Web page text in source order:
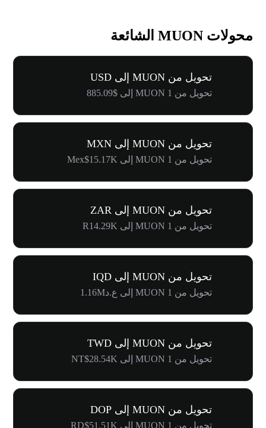
محولات MUON الشائعة
تحويل من MUON إلى USD
تحويل من 1 MUON إلى $885.09
تحويل من MUON إلى MXN
تحويل من 1 MUON إلى Mex$15.17K
تحويل من MUON إلى ZAR
تحويل من 1 MUON إلى R14.29K
تحويل من MUON إلى IQD
تحويل من 1 MUON إلى ع.د1.16M
تحويل من MUON إلى TWD
تحويل من 1 MUON إلى NT$28.54K
تحويل من MUON إلى DOP
تحويل من 1 MUON إلى RD$51.51K